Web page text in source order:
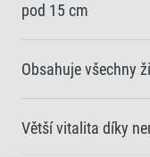
pod 15 cm
Obsahuje všechny
Větší vitalita díky